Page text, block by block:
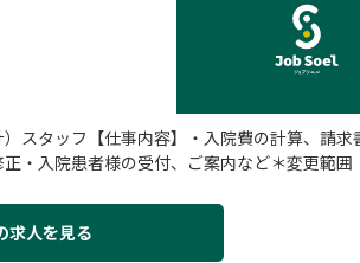
スタッフ【仕事内容】・入院費の計算、請求
・入院患者様の受付、ご案内など＊変更範囲
求人を見る